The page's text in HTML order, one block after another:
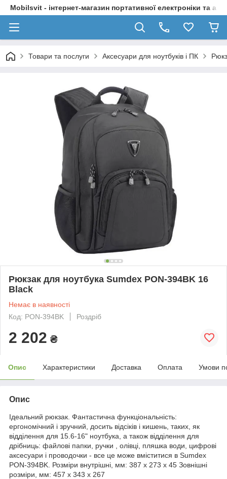
Mobilsvit - інтернет-магазин портативної електроніки та
Товари та послуги Аксесуари для ноутбуків і ПК
Рюкзак для ноутбука Sumdex PON-394BK 16
Black
Немає в наявності
Код: PON-394BK
Роздріб
2 202 ₴
Опис Характеристики Доставка Оплата Умови
Опис
Ідеальний рюкзак. Фантастична функціональність:
ергономічний і зручний, досить відсіків і кишень, таких, як
відділення для 15.6-16" ноутбука, а також відділення для
дрібниць: файлові папки, ручки , олівці, пляшка води, цифрові
аксесуари і проводочки - все це може вміститися в Sumdex
PON-394BK. Розміри внутрішні, мм: 387 x 273 x 45 Зовнішні
розміри, мм: 457 x 343 x 267